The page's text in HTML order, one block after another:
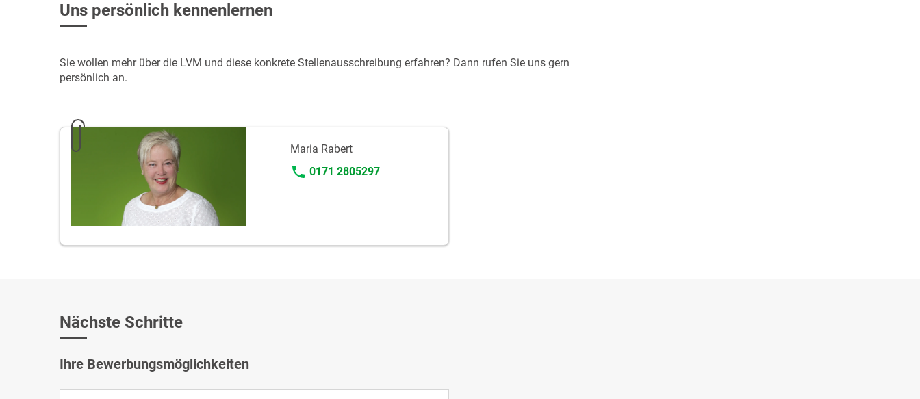
Uns persönlich kennenlernen
Sie wollen mehr über die LVM und diese konkrete Stellenausschreibung erfahren? Dann rufen Sie uns gern
persönlich an.
Maria Rabert
0171 2805297
Nächste Schritte
Ihre Bewerbungsmöglichkeiten